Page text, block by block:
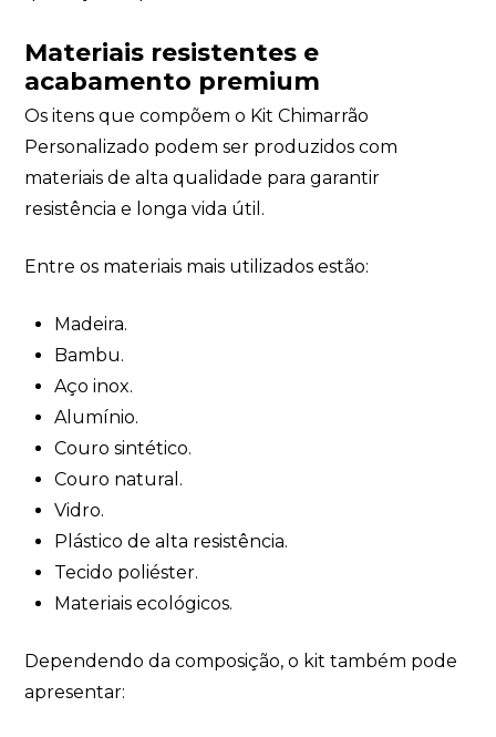
Materiais resistentes e
acabamento premium
Os itens que compõem o Kit Chimarrão
Personalizado podem ser produzidos com
materiais de alta qualidade para garantir
resistência e longa vida útil.
Entre os materiais mais utilizados estão:
Madeira.
Bambu.
Aço inox.
Alumínio.
Couro sintético.
Couro natural.
Vidro.
Plástico de alta resistência.
Tecido poliéster.
Materiais ecológicos.
Dependendo da composição, o kit também pode
apresentar: